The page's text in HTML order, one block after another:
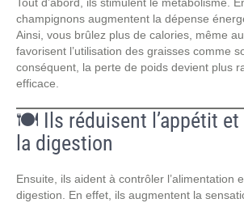
Tout d’abord, ils stimulent le métabolisme.
champignons augmentent la dépense
Ainsi, vous brûlez plus de calories, même
favorisent l’utilisation des graisses comme
conséquent, la perte de poids devient plus
efficace.
🍽️ Ils réduisent l’appétit et
la digestion
Ensuite, ils aident à contrôler l’alimentation
digestion. En effet, ils augmentent la